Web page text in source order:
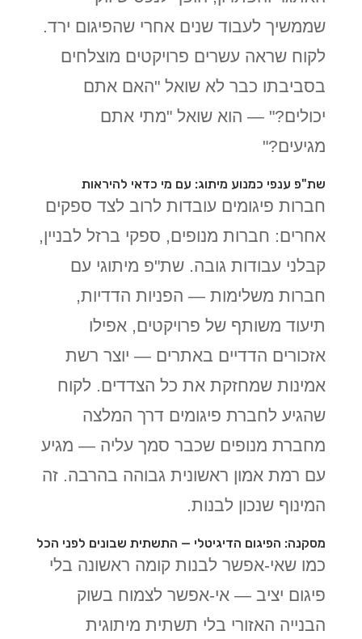
שממשיך לעבוד שנים אחרי שהפיגום ירד.
לקוח שראה עשרים פרויקטים מוצלחים
בסביבתו כבר לא שואל "האם אתם
יכולים?" — הוא שואל "מתי אתם
מגיעים?"
שת"פ ענפי כמנוע מיתוג: עם מי כדאי להיראות
חברות פיגומים עובדות לרוב לצד ספקים
אחרים: חברות מנופים, ספקי ברזל לבניין,
קבלני עבודות גובה. שת"פ מיתוגי עם
חברות משלימות — הפניות הדדיות,
תיעוד משותף של פרויקטים, אפילו
אזכורים הדדיים באתרים — יוצר רשת
אמינות שמחזקת את כל הצדדים. לקוח
שהגיע לחברת פיגומים דרך המלצה
מחברת מנופים שכבר סמך עליה — מגיע
עם רמת אמון ראשונית גבוהה בהרבה. זה
המינוף שנכון לבנות.
מסקנה: הפיגום הדיגיטלי — התשתית שבונים לפני הכל
כמו שאי-אפשר לבנות קומה ראשונה בלי
פיגום יציב — אי-אפשר לצמוח בשוק
הבנייה האזורי בלי תשתית מיתוגית